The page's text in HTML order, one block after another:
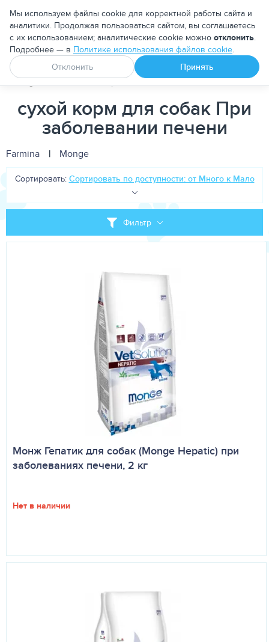
Москва
Апоквел Ветмедин От блох и клещей
PetDog Собакам Корма для собак Лечебно-
сухой корм для собак При
заболевании печени
Farmina | Monge
Фильтр
Сортировать: Сортировать по доступности: от Много к Мало
Монж Гепатик для собак (Monge Hepatic) при
заболеваниях печени, 2 кг
Нет в наличии
Мы используем файлы cookie для корректной работы сайта и
аналитики. Продолжая пользоваться сайтом, вы соглашаетесь
с их использованием; аналитические cookie можно отклонить.
Подробнее — в Политике использования файлов cookie.
Отклонить
Принять